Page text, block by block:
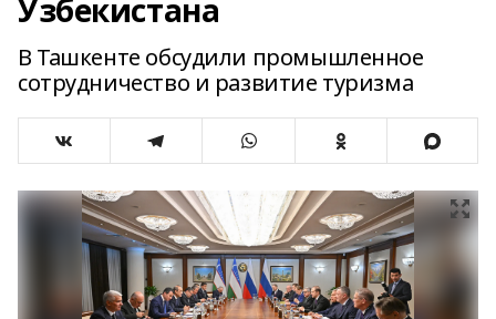
Узбекистана
В Ташкенте обсудили промышленное
сотрудничество и развитие туризма